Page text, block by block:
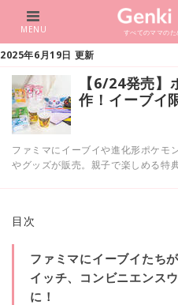
すべてのママの
MENU
2025年6月19日 更新
【6/24発売
作！イーブイ
ファミマにイーブイや進化形ポケモ
やグッズが販売。親子で楽しめる特
目次
ファミマにイーブイたち
イッチ、コンビニエンス
に！